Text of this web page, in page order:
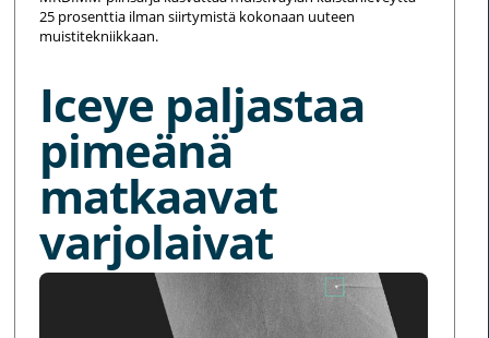
25 prosenttia ilman siirtymistä kokonaan uuteen
muistitekniikkaan.
Iceye paljastaa
pimeänä
matkaavat
varjolaivat